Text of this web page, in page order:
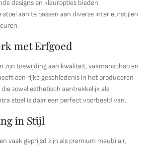
designs en kleuropties bieden
stoel aan te passen aan diverse interieurstijlen
met Erfgoed
zijn toewijding aan kwaliteit, vakmanschap en
een rijke geschiedenis in het produceren
zowel esthetisch aantrekkelijk als
stoel is daar een perfect voorbeeld van.
in Stijl
vaak geprijsd zijn als premium meubilair,